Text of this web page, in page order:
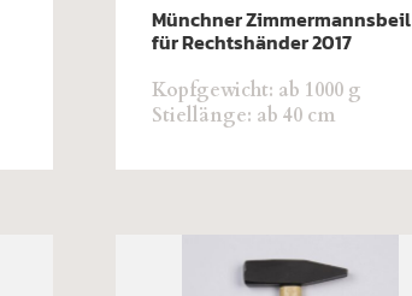
Münchner Zimmermannsbeil
für Rechtshänder 2017
Kopfgewicht: ab 1000 g
Stiellänge: ab 40 cm